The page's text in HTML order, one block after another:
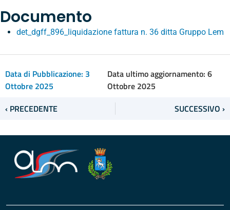
Documento
det_dgff_896_liquidazione fattura n. 36 ditta Gruppo Lem
Data di Pubblicazione: 3
Ottobre 2025
Data ultimo aggiornamento: 6
Ottobre 2025
‹ PRECEDENTE
SUCCESSIVO ›